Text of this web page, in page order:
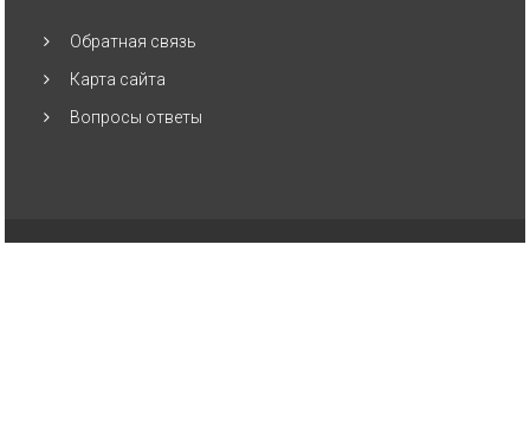
Обратная связь
Карта сайта
Вопросы ответы